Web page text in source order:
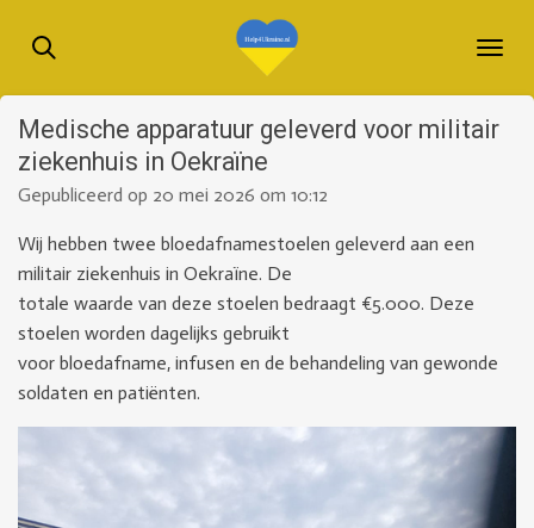
direct
de
hoofdinhoud
Medische apparatuur geleverd voor militair
ziekenhuis in Oekraïne
Gepubliceerd op 20 mei 2026 om 10:12
Wij hebben twee bloedafnamestoelen geleverd aan een
militair ziekenhuis in Oekraïne. De
totale waarde van deze stoelen bedraagt €5.000. Deze
stoelen worden dagelijks gebruikt
voor bloedafname, infusen en de behandeling van gewonde
soldaten en patiënten.